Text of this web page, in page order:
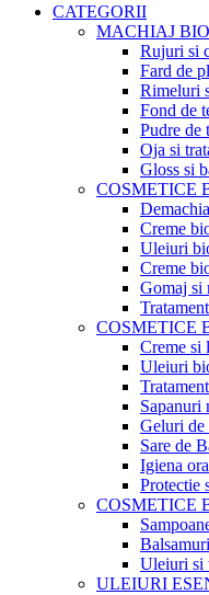
CATEGORII
MACHIAJ BIO
Rujuri si
Fard de
Rimeluri
Fond de
Pudre de
Oja si
Gloss si
COSMETICE
Creme
Uleiuri
Creme
Gomaj si
COSMETICE
Creme si
Uleiuri
Sapanuri
Geluri de
Sare de
Igiena
Protectie
COSMETICE
Uleiuri si
ULEIURI